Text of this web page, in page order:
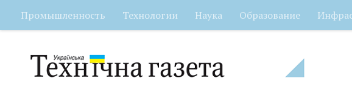
Перейти к содержимому
Промышленность Технологии Наука Образование